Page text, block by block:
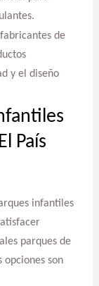
de
y el diseño
País
infantiles
parques de
opciones son